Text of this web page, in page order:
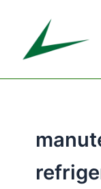
conteúdo